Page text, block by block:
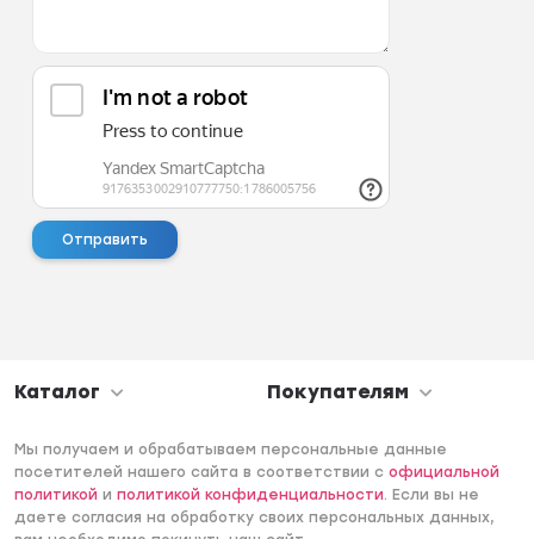
Каталог Покупателям
Мы получаем и обрабатываем персональные данные
посетителей нашего сайта в соответствии софициальной
политикой иполитикой конфиденциальности. Если вы не
даете согласия на обработку своих персональных данных,